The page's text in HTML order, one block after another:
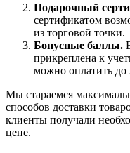
Подарочный
сертификатом
из торговой точки.
Бонусные баллы.
прикреплена к
можно оплатить
Мы стараемся
способов доставки
клиенты получали
цене.